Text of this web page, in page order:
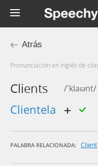
Atrás
Pronunciación en inglés de
Clients /'klaɪənt/
clientela
PALABRA RELACIONADA: Client